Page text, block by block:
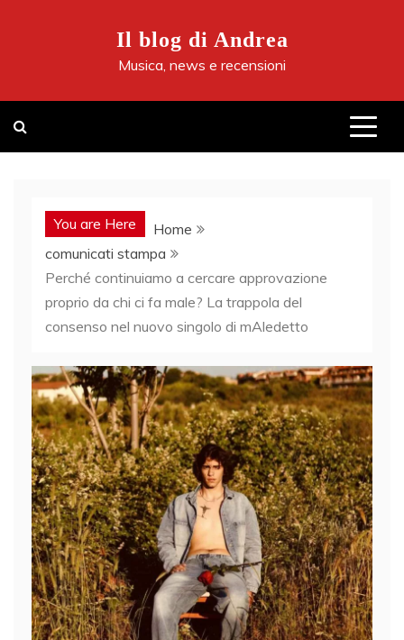
Il blog di Andrea
Musica, news e recensioni
You are Here
Home
comunicati stampa
Perché continuiamo a cercare approvazione
proprio da chi ci fa male? La trappola del
consenso nel nuovo singolo di mAledetto